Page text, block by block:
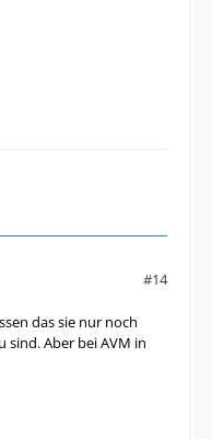
#14
das sie nur noch
sind. Aber bei AVM in